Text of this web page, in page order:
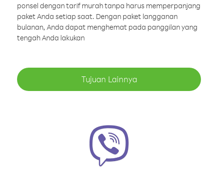
ponsel dengan tarif murah tanpa harus memperpanjang
paket Anda setiap saat. Dengan paket langganan
bulanan, Anda dapat menghemat pada panggilan yang
tengah Anda lakukan
Tujuan Lainnya